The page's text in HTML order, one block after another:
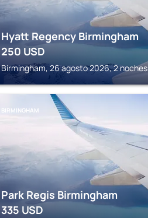
Hyatt Regency Birmingham
250 USD
Birmingham, 26 agosto 2026, 2 noches
BIRMINGHAM
Park Regis Birmingham
335 USD